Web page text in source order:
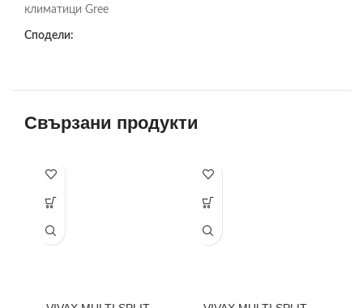
климатици Gree
Сподели:
Свързани продукти